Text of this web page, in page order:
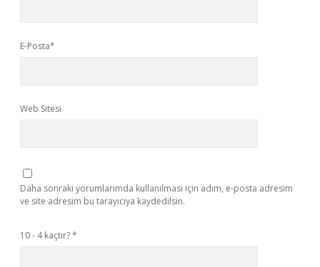
E-Posta*
Web Sitesi
Daha sonraki yorumlarımda kullanılması için adım, e-posta adresim
ve site adresim bu tarayıcıya kaydedilsin.
10 - 4 kaçtır?*